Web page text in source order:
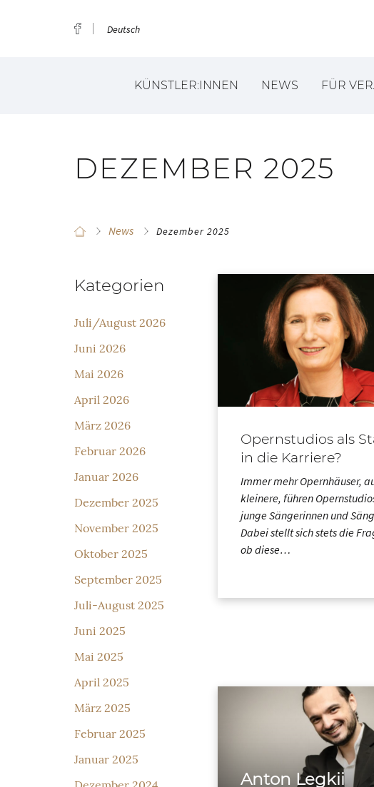
Deutsch
KÜNSTLER:INNEN NEWS FÜR
DEZEMBER 2025
News Dezember 2025
Kategorien
Juli/August 2026
Juni 2026
Mai 2026
April 2026
März 2026
Februar 2026
Januar 2026
Dezember 2025
November 2025
Oktober 2025
September 2025
Juli-August 2025
Juni 2025
Mai 2025
April 2025
März 2025
Februar 2025
Januar 2025
Opernstudios als
in die Karriere?
Immer mehr Opernhäuser,
kleinere, führen
junge Sängerinnen und
Dabei stellt sich stets die
ob diese…
Anton Legkii